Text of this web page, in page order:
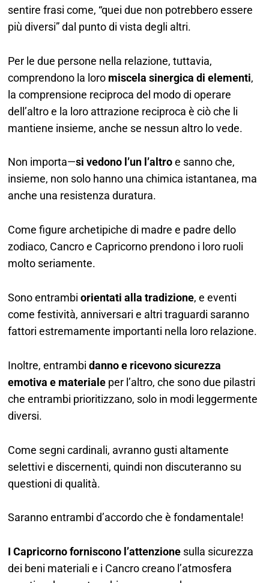
sentire frasi come, “quei due non potrebbero essere
più diversi” dal punto di vista degli altri.
Per le due persone nella relazione, tuttavia,
comprendono la loro miscela sinergica di elementi,
la comprensione reciproca del modo di operare
dell’altro e la loro attrazione reciproca è ciò che li
mantiene insieme, anche se nessun altro lo vede.
Non importa—si vedono l’un l’altroe sanno che,
insieme, non solo hanno una chimica istantanea, ma
anche una resistenza duratura.
Come figure archetipiche di madre e padre dello
zodiaco, Cancro e Capricorno prendono i loro ruoli
molto seriamente.
Sono entrambiorientati alla tradizione, e eventi
come festività, anniversari e altri traguardi saranno
fattori estremamente importanti nella loro relazione.
Inoltre, entrambidanno e ricevono sicurezza
emotiva e materiale per l’altro, che sono due pilastri
che entrambi prioritizzano, solo in modi leggermente
diversi.
Come segni cardinali, avranno gusti altamente
selettivi e discernenti, quindi non discuteranno su
questioni di qualità.
Saranno entrambi d’accordo che è fondamentale!
I Capricorno forniscono l’attenzione sulla sicurezza
dei beni materiali e i Cancro creano l’atmosfera